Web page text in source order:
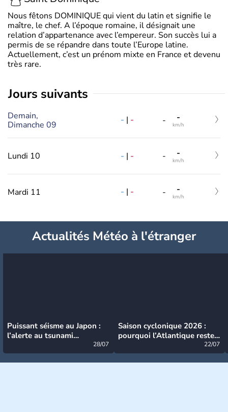
Nous fêtons DOMINIQUE qui vient du latin et signifie le
maître, le chef. A l’époque romaine, il désignait une
relation d’appartenance avec l’empereur. Son succès lui a
permis de se répandre dans toute l’Europe latine.
Actuellement, c’est un prénom mixte en France et devenu
très rare.
jours suivants
Demain,
Dimanche 09
- | - - -
km/h
Lundi 10 - | - - -
km/h
Mardi 11 - | - - -
km/h
Actualités Météo à l'étranger
Puissant séisme au Japon :
l’alerte au tsunami
28/07
Saison cyclonique 2026 :
pourquoi l’Atlantique reste
22/07